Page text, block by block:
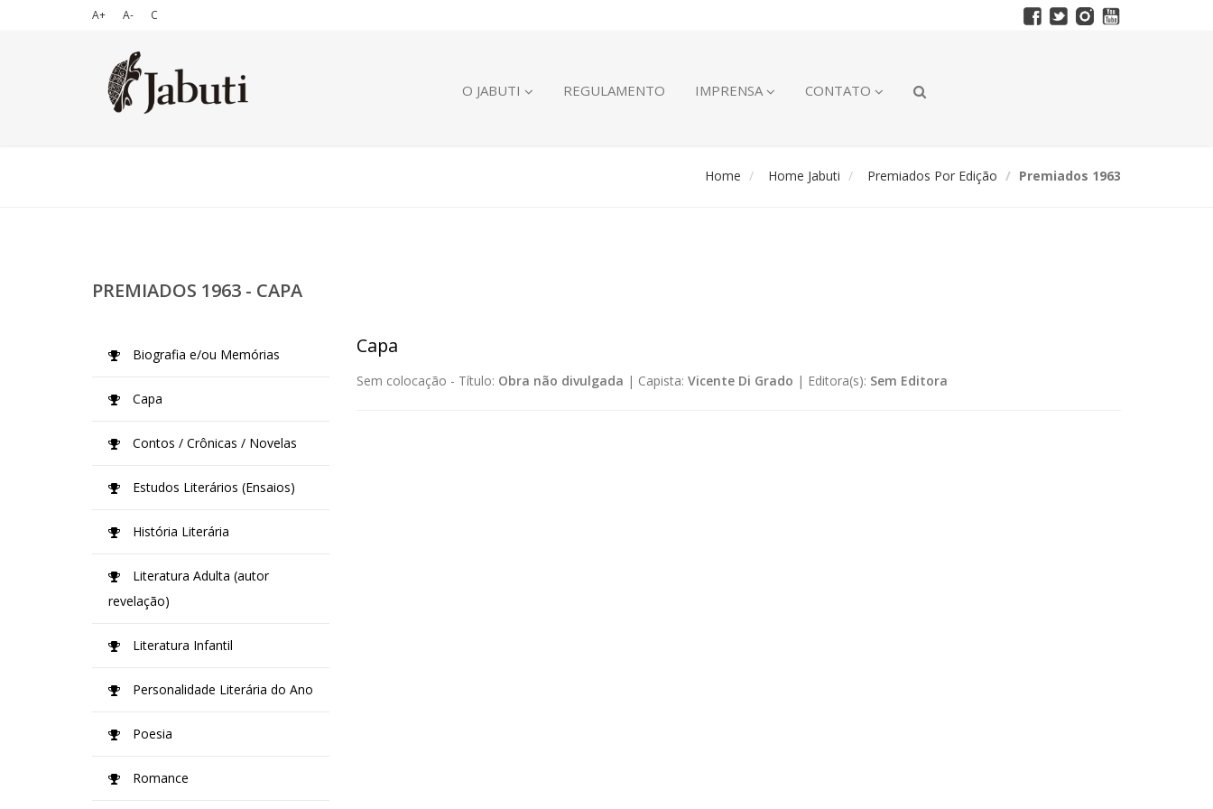
A+ A- C
O JABUTI REGULAMENTO IMPRENSA CONTATO
Home Home Jabuti Premiados Por Edição Premiados 1963
PREMIADOS 1963 - CAPA
Capa
Sem colocação - Título: Obra não divulgada | Capista: Vicente Di Grado | Editora(s): Sem Editora
Biografia e/ou Memórias
Capa
Contos / Crônicas / Novelas
Estudos Literários (Ensaios)
História Literária
Literatura Adulta (autor
revelação)
Literatura Infantil
Personalidade Literária do Ano
Poesia
Romance